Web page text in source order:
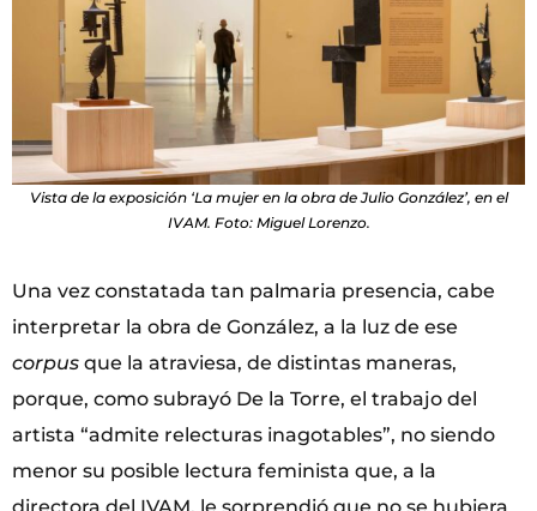
Vista de la exposición ‘La mujer en la obra de Julio González’, en el
IVAM. Foto: Miguel Lorenzo.
Una vez constatada tan palmaria presencia, cabe
interpretar la obra de González, a la luz de ese
corpus que la atraviesa, de distintas maneras,
porque, como subrayó De la Torre, el trabajo del
artista “admite relecturas inagotables”, no siendo
menor su posible lectura feminista que, a la